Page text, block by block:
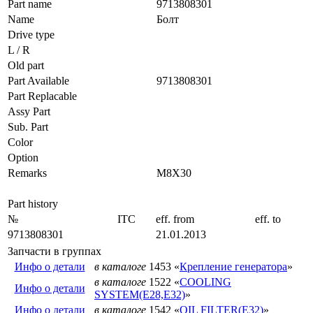
Part name
9713808301
Name
Болт
Drive type
L / R
Old part
Part Available
9713808301
Part Replacable
Assy Part
Sub. Part
Color
Option
Remarks
M8X30
Part history
№
ITC eff. from
eff. to
9713808301
21.01.2013
Запчасти в группах
Инфо о детали
в каталоге 1453 «Крепление генератора»
Инфо о детали
в каталоге 1522 «COOLING
SYSTEM(E28,E32)»
Инфо о детали
в каталоге 1542 «OIL FILTER(E32)»